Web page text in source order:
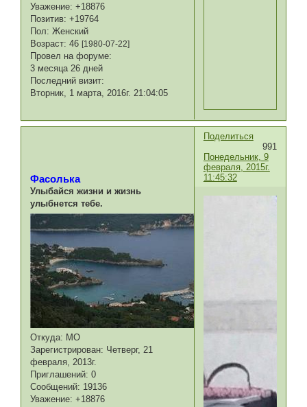
Уважение: +18876
Позитив: +19764
Пол: Женский
Возраст: 46[1980-07-22]
Провел на форуме:
3 месяца 26 дней
Последний визит:
Вторник, 1 марта, 2016г. 21:04:05
Поделиться
991
Понедельник, 9
февраля, 2015г.
11:45:32
Фасолька
Улыбайся жизни и жизнь
улыбнется тебе.
Откуда: МО
Зарегистрирован: Четверг, 21
февраля, 2013г.
Приглашений: 0
Сообщений: 19136
Уважение: +18876